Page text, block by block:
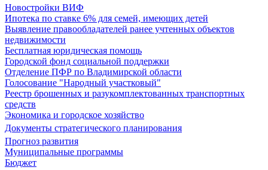
Новостройки ВИФ
Ипотека по ставке 6% для семей, имеющих детей
Выявление правообладателей ранее учтенных объектов
недвижимости
Бесплатная юридическая помощь
Городской фонд социальной поддержки
Отделение ПФР по Владимирской области
Голосование "Народный участковый"
Реестр брошенных и разукомплектованных транспортных
средств
Экономика и городское хозяйство
Документы стратегического планирования
Прогноз развития
Муниципальные программы
Бюджет